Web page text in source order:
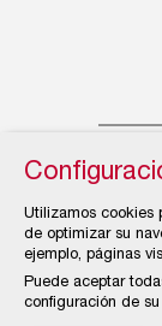
Utilizamos cookies
de optimizar su
ejemplo, páginas
Puede aceptar
configuración de